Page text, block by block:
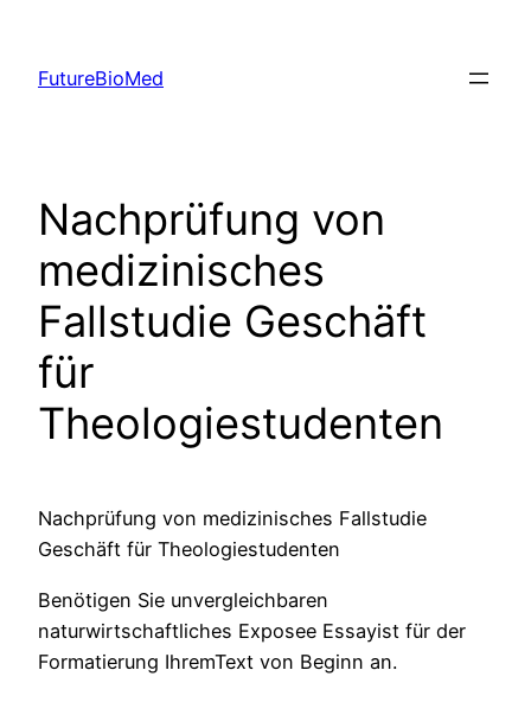
content
FutureBioMed
Nachprüfung von
medizinisches
Fallstudie Geschäft
für
Theologiestudenten
Nachprüfung von medizinisches Fallstudie
Geschäft für Theologiestudenten
Benötigen Sie unvergleichbaren
naturwirtschaftliches Exposee Essayist für der
Formatierung IhremText von Beginn an.